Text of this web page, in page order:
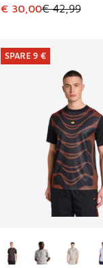
Dieser Artikel ist im
€ 30,00€ 42,99
SPARE 9 €